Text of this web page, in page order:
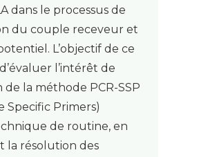
dans le processus de
du couple receveur et
L’objectif de ce
l’intérêt de
de la méthode PCR-SSP
Specific Primers)
de routine, en
la résolution des